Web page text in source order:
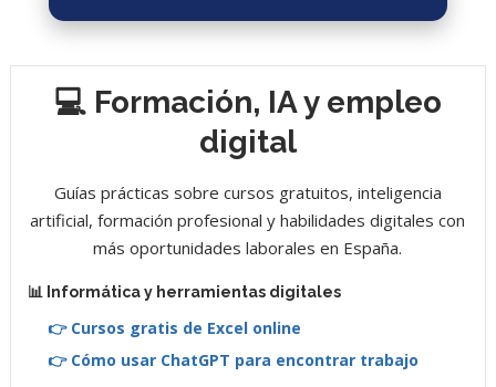
💻 Formación, IA y empleo
digital
Guías prácticas sobre cursos gratuitos, inteligencia
artificial, formación profesional y habilidades digitales con
más oportunidades laborales en España.
📊 Informática y herramientas digitales
👉 Cursos gratis de Excel online
👉 Cómo usar ChatGPT para encontrar trabajo